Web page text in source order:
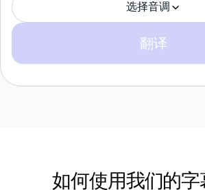
选择音调
翻译
如何使用我们的字